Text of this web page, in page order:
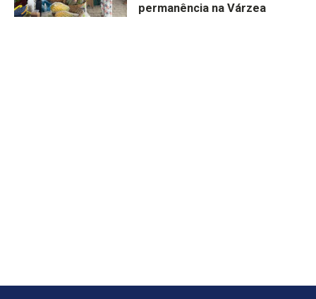
permanência na Várzea